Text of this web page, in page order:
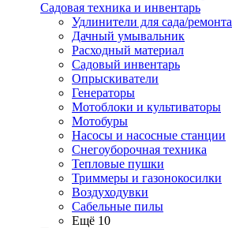
Садовая техника и инвентарь
Удлинители для сада/ремонта
Дачный умывальник
Расходный материал
Садовый инвентарь
Опрыскиватели
Генераторы
Мотоблоки и культиваторы
Мотобуры
Насосы и насосные станции
Снегоуборочная техника
Тепловые пушки
Триммеры и газонокосилки
Воздуходувки
Сабельные пилы
Ещё 10